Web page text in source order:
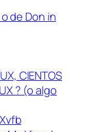
de Don in
CIENTOS
? (o algo